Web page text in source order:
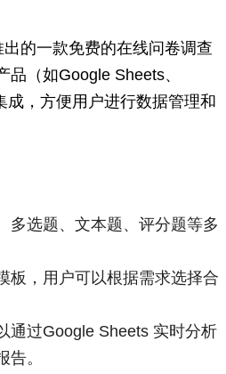
的一款免费的在线问卷调查
（如Google Sheets、
成，方便用户进行数据管理和
多选题、文本题、评分题等多
板，用户可以根据需求选择合
通过Google Sheets 实时分析
。